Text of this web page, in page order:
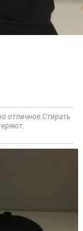
отличное.Стирать